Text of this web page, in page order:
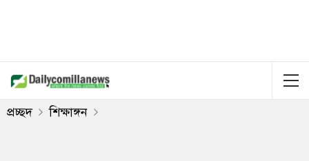
প্রচ্ছদ শিক্ষাঙ্গন